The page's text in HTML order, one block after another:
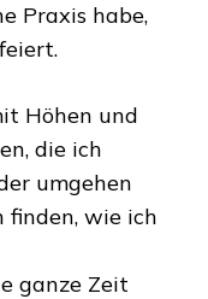
Praxis habe,
Höhen und
die ich
umgehen
finden, wie ich
ganze Zeit